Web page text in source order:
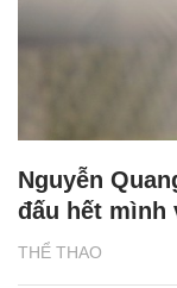
THỂ THAO
Nguyễn
đấu hết mình